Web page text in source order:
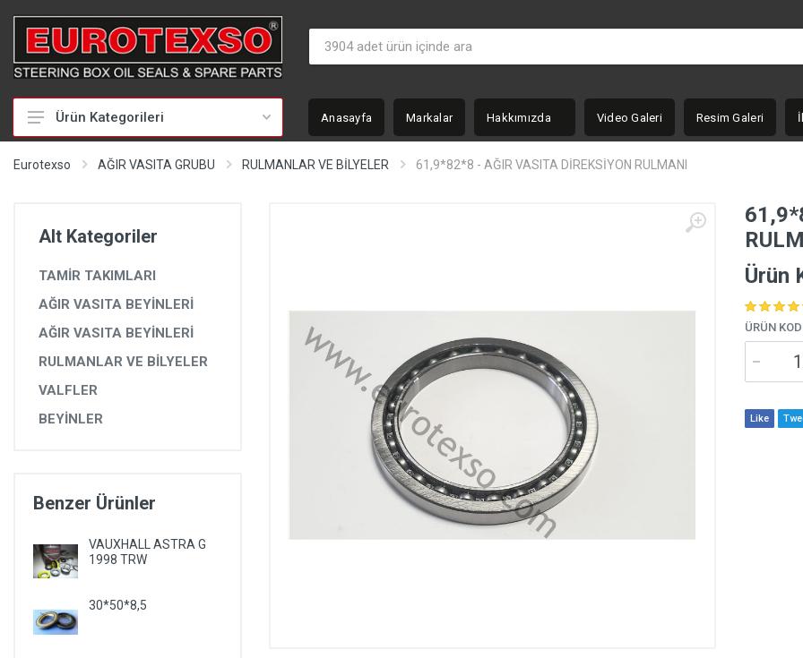
HİDROLİK DİREKSİYON TAMİR TAKIMLARI
POMPA YEDEK PARÇALARI
DİĞER YEDEK PARÇALAR
KÖRÜK VE KELEPÇELER
ALETLER VE ANAHTARLAR
AĞIR VASITA GRUBU
TEST MAKİNELERİ VE TEST CİHAZLARI
Ürün Kategorileri Anasayfa Markalar Hakkımızda Video Galeri Resim Galeri
Eurotexso AĞIR VASITA GRUBU RULMANLAR VE BİLYELER 61,9*82*8 - AĞIR VASITA DİREKSİYON RULMANI
Alt Kategoriler
TAMİR TAKIMLARI
AĞIR VASITA BEYİNLERİ
AĞIR VASITA BEYİNLERİ
RULMANLAR VE BİLYELER
VALFLER
BEYİNLER
Benzer Ürünler
VAUXHALL ASTRA G
1998 TRW
30*50*8,5
Ürün
ÜRÜN
Like